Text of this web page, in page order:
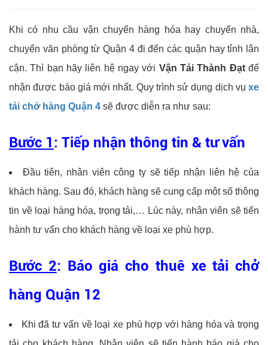
Khi có nhu cầu vận chuyển hàng hóa hay chuyển nhà,
chuyển văn phòng từ Quận 4 đi đến các quận hay tỉnh lân
cận. Thì bạn hãy liên hệ ngay với Vận Tải Thành Đạtđể
nhận được báo giá mới nhất. Quy trình sử dụng dịch vụ xe
tải chở hàng Quận 4 sẽ được diễn ra như sau:
Bước 1: Tiếp nhận thông tin & tư vấn
Đầu tiên, nhân viên công ty sẽ tiếp nhận liên hệ của
khách hàng. Sau đó, khách hàng sẽ cung cấp một số thông
tin về loại hàng hóa, trọng tải,… Lúc này, nhân viên sẽ tiến
hành tư vấn cho khách hàng về loại xe phù hợp.
Bước 2: Báo giá cho thuê xe tải chở
hàng Quận 12
Khi đã tư vấn về loại xe phù hợp với hàng hóa và trọng